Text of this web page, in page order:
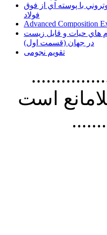
با پوسته اي از فوق
فولاد
Advanced Composition
هاي حيات و قابل زيست
در جهان (قسمت اول)
تقویم نجومی
از
است